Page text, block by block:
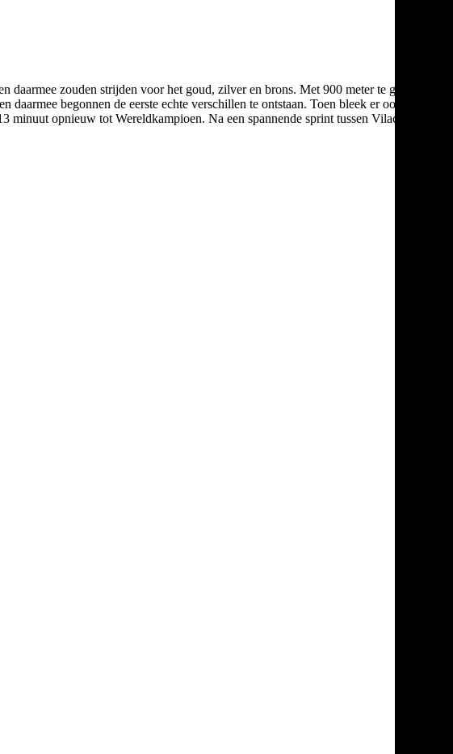
zouden strijden voor het goud, zilver en brons. Met 900 meter te gaan
begonnen de eerste echte verschillen te ontstaan. Toen bleek er ook dit
opnieuw tot Wereldkampioen. Na een spannende sprint tussen Vilaca en